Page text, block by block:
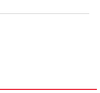
ден.